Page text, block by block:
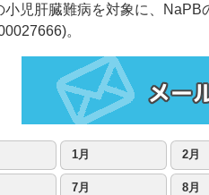
小児肝臓難病を対象に、
。
1月 2月
7月 8月